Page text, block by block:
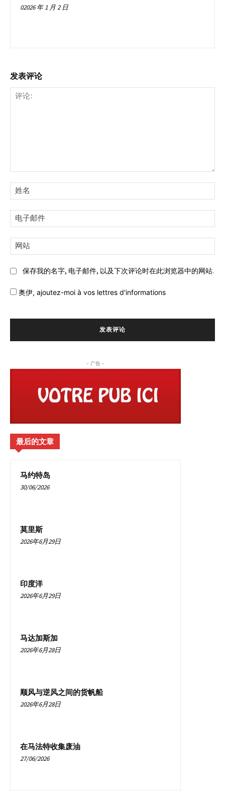
02026 年 1 月 2 日
发表评论
论:
名
子
邮
站:
保存我的名字, 电子邮件, 以及下次评论时在此浏览器中的网站.
奥伊, ajoutez-moi à vos lettres d'informations
- 广告 -
最后的文章
马约特岛
30/06/2026
莫里斯
2026年6月29日
印度洋
2026年6月29日
马达加斯加
2026年6月28日
顺风与逆风之间的货帆船
2026年6月28日
在马法特收集废油
27/06/2026